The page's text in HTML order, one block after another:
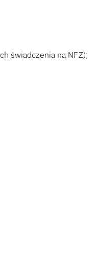
świadczenia na NFZ);